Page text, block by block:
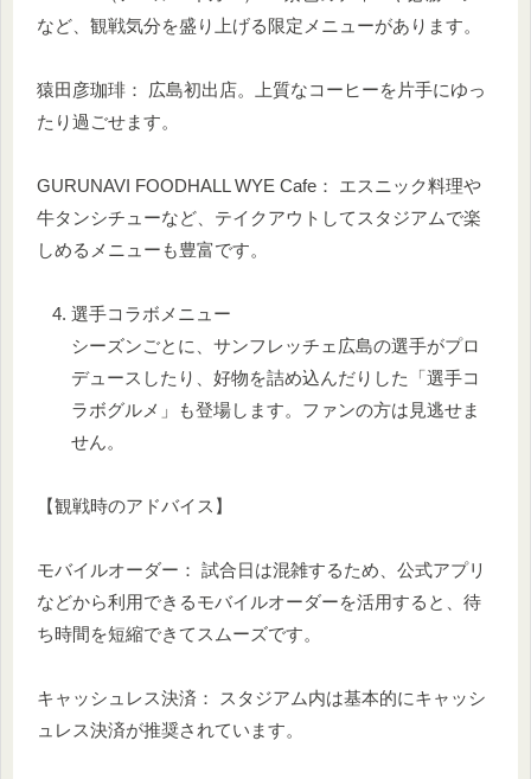
など、観戦気分を盛り上げる限定メニューがあります。
猿田彦珈琲： 広島初出店。上質なコーヒーを片手にゆっ
たり過ごせます。
GURUNAVI FOODHALL WYE Cafe： エスニック料理や
牛タンシチューなど、テイクアウトしてスタジアムで楽
しめるメニューも豊富です。
選手コラボメニュー
シーズンごとに、サンフレッチェ広島の選手がプロ
デュースしたり、好物を詰め込んだりした「選手コ
ラボグルメ」も登場します。ファンの方は見逃せま
せん。
【観戦時のアドバイス】
モバイルオーダー： 試合日は混雑するため、公式アプリ
などから利用できるモバイルオーダーを活用すると、待
ち時間を短縮できてスムーズです。
キャッシュレス決済： スタジアム内は基本的にキャッシ
ュレス決済が推奨されています。